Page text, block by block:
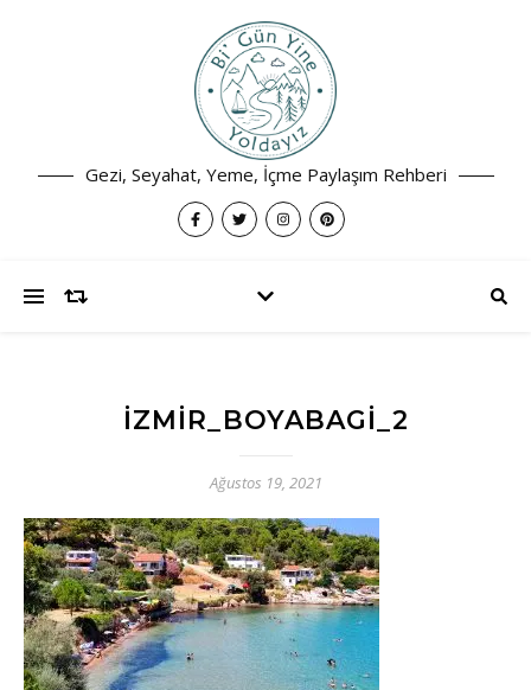
Gezi, Seyahat, Yeme, İçme Paylaşım Rehberi
İZMIR_BOYABAGI_2
Ağustos 19, 2021